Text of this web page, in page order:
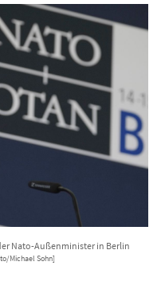
Nato-Außenminister in Berlin
Michael Sohn]